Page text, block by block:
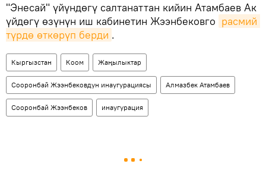
"Энесай" үйүндөгү салтанаттан кийин Атамбаев Ак
үйдөгү өзүнүн иш кабинетин Жээнбековго расмий
түрдө өткөрүп берди .
Кыргызстан Коом Жаңылыктар
Сооронбай Жээнбековдун инаугурациясы Алмазбек Атамбаев
Сооронбай Жээнбеков инаугурация